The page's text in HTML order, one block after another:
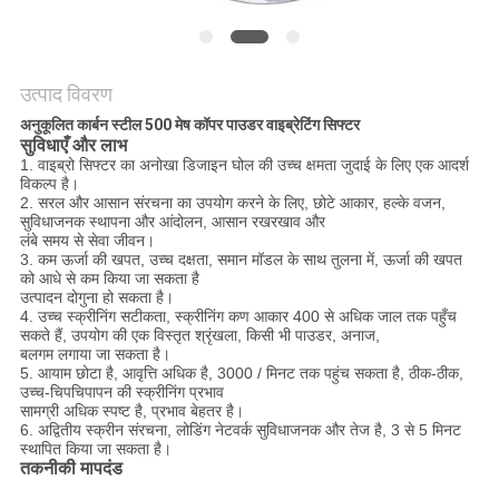
गोपनीयता
नीति
उत्पाद विवरण
अनुकूलित कार्बन स्टील 500 मेष कॉपर पाउडर वाइब्रेटिंग सिफ्टर
सुविधाएँ और लाभ
1. वाइब्रो सिफ्टर का अनोखा डिजाइन घोल की उच्च क्षमता जुदाई के लिए एक आदर्श
विकल्प है।
2. सरल और आसान संरचना का उपयोग करने के लिए, छोटे आकार, हल्के वजन,
सुविधाजनक स्थापना और आंदोलन, आसान रखरखाव और
लंबे समय से सेवा जीवन।
3. कम ऊर्जा की खपत, उच्च दक्षता, समान मॉडल के साथ तुलना में, ऊर्जा की खपत
को आधे से कम किया जा सकता है
उत्पादन दोगुना हो सकता है।
4. उच्च स्क्रीनिंग सटीकता, स्क्रीनिंग कण आकार 400 से अधिक जाल तक पहुँच
सकते हैं, उपयोग की एक विस्तृत श्रृंखला, किसी भी पाउडर, अनाज,
बलगम लगाया जा सकता है।
5. आयाम छोटा है, आवृत्ति अधिक है, 3000 / मिनट तक पहुंच सकता है, ठीक-ठीक,
उच्च-चिपचिपापन की स्क्रीनिंग प्रभाव
सामग्री अधिक स्पष्ट है, प्रभाव बेहतर है।
6. अद्वितीय स्क्रीन संरचना, लोडिंग नेटवर्क सुविधाजनक और तेज है, 3 से 5 मिनट
स्थापित किया जा सकता है।
तकनीकी मापदंड